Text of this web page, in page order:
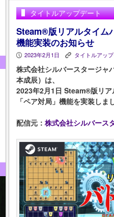
タイトルアップデート
Steam®版リアルタイム
機能実装のお知らせ
P 2023年2月1日 K タイトルアッ
株式会社シルバースタージャ
本成辰）は、
2023年2月1日 Steam®版リ
「ペア対局」機能を実装し
配信元： 株式会社シルバース